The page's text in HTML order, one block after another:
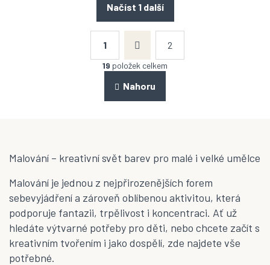
O
v
l
á
r
v
y
v
ý
i
s
Načíst 1 další
r
n
o
1 2
19 položek celkem
Nahoru
Malování – kreativní svět barev pro malé i velké umělce
Malování je jednou z nejpřirozenějších forem
sebevyjádření a zároveň oblíbenou aktivitou, která
podporuje fantazii, trpělivost i koncentraci. Ať už
hledáte výtvarné potřeby pro děti, nebo chcete začít s
kreativním tvořením i jako dospělí, zde najdete vše
potřebné.